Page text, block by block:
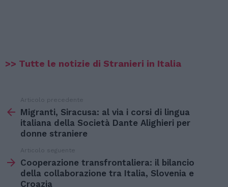
>> Tutte le notizie di Stranieri in Italia
di
Articolo precedente
Migranti, Siracusa: al via i corsi di lingua
italiana della Società Dante Alighieri per
donne straniere
Articolo seguente
Cooperazione transfrontaliera: il bilancio
della collaborazione tra Italia, Slovenia e
Croazia